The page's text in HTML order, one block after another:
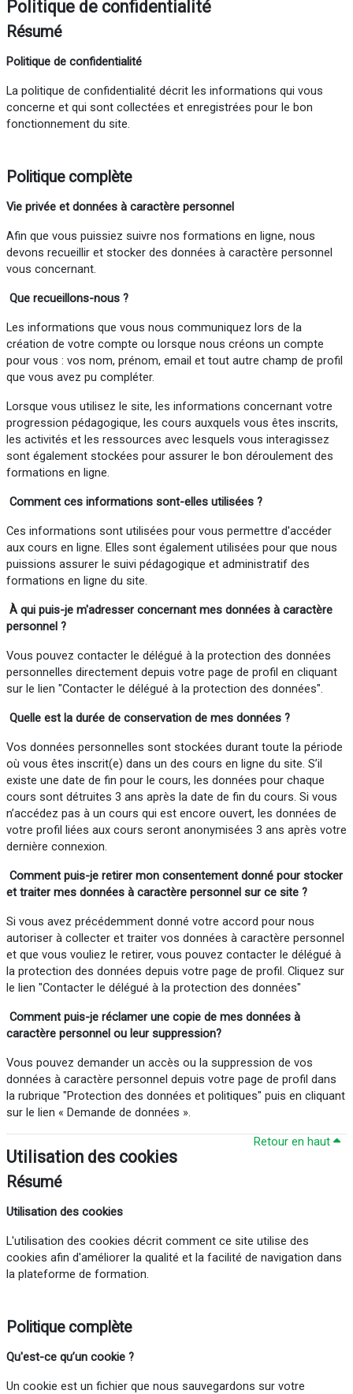
Politique de confidentialité
Résumé
Politique de confidentialité
La politique de confidentialité décrit les informations qui vous
concerne et qui sont collectées et enregistrées pour le bon
fonctionnement du site.
Politique complète
Vie privée et données à caractère personnel
Afin que vous puissiez suivre nos formations en ligne, nous
devons recueillir et stocker des données à caractère personnel
vous concernant.
Que recueillons-nous ?
Les informations que vous nous communiquez lors de la
création de votre compte ou lorsque nous créons un compte
pour vous : vos nom, prénom, email et tout autre champ de profil
que vous avez pu compléter.
Lorsque vous utilisez le site, les informations concernant votre
progression pédagogique, les cours auxquels vous êtes inscrits,
les activités et les ressources avec lesquels vous interagissez
sont également stockées pour assurer le bon déroulement des
formations en ligne.
Comment ces informations sont-elles utilisées ?
Ces informations sont utilisées pour vous permettre d'accéder
aux cours en ligne. Elles sont également utilisées pour que nous
puissions assurer le suivi pédagogique et administratif des
formations en ligne du site.
À qui puis-je m'adresser concernant mes données à caractère
personnel ?
Vous pouvez contacter le délégué à la protection des données
personnelles directement depuis votre page de profil en cliquant
sur le lien "Contacter le délégué à la protection des données".
Quelle est la durée de conservation de mes données ?
Vos données personnelles sont stockées durant toute la période
où vous êtes inscrit(e) dans un des cours en ligne du site. S’il
existe une date de fin pour le cours, les données pour chaque
cours sont détruites 3 ans après la date de fin du cours. Si vous
n’accédez pas à un cours qui est encore ouvert, les données de
votre profil liées aux cours seront anonymisées 3 ans après votre
dernière connexion.
Comment puis-je retirer mon consentement donné pour stocker
et traiter mes données à caractère personnel sur ce site ?
Si vous avez précédemment donné votre accord pour nous
autoriser à collecter et traiter vos données à caractère personnel
et que vous vouliez le retirer, vous pouvez contacter le délégué à
la protection des données depuis votre page de profil. Cliquez sur
le lien "Contacter le délégué à la protection des données"
Comment puis-je réclamerune copie de mes données à
caractère personnel ou leursuppression?
Vous pouvez demander un accès ou la suppression de vos
données à caractère personnel depuis votre page de profil dans
la rubrique "Protection des données et politiques" puis en cliquant
sur le lien « Demande de données ».
Retour en haut
Utilisation des cookies
Résumé
Utilisation des cookies
L'utilisation des cookies décrit comment ce site utilise des
cookies afin d'améliorer la qualité et la facilité de navigation dans
la plateforme de formation.
Politique complète
Qu'est-ce qu’un cookie ?
Un cookie est un fichier que nous sauvegardons sur votre